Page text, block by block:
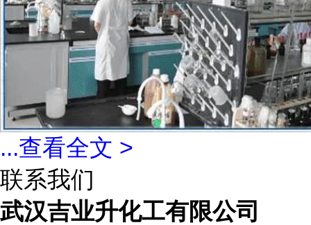
...查看全文 >
联系我们
武汉吉业升化工有限公司